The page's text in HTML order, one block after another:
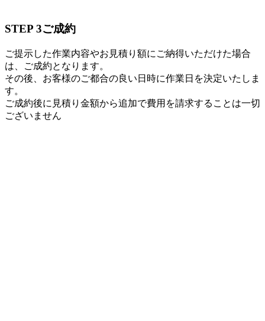
STEP 3ご成約
ご提示した作業内容やお見積り額にご納得いただけた場合
は、ご成約となります。
その後、お客様のご都合の良い日時に作業日を決定いたしま
す。
ご成約後に見積り金額から追加で費用を請求することは一切
ございません